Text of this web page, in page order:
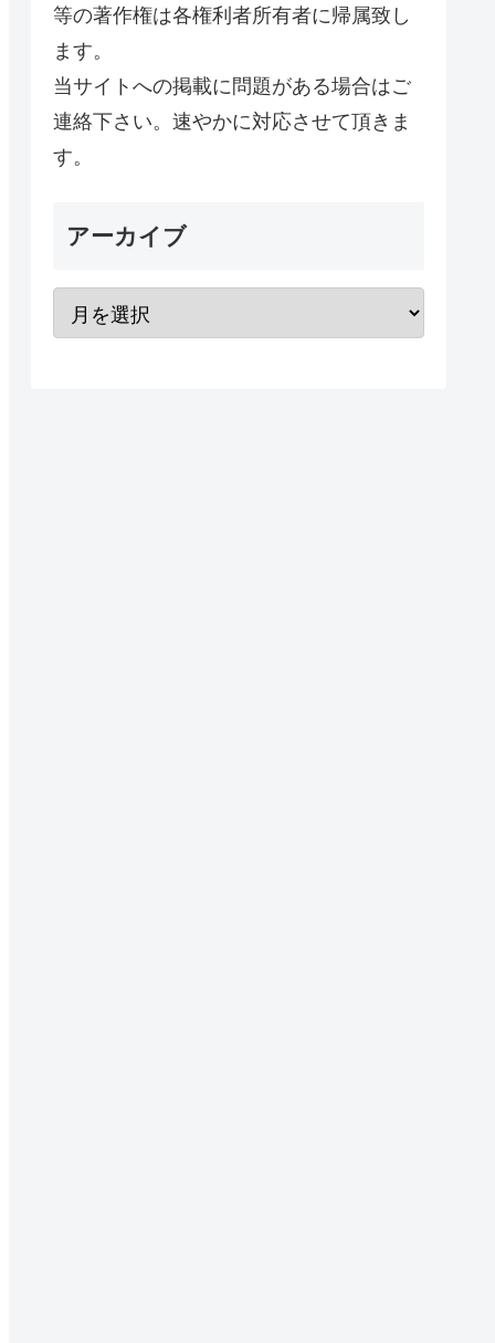
等の著作権は各権利者所有者に帰属致し
ます。
当サイトへの掲載に問題がある場合はご
連絡下さい。速やかに対応させて頂きま
す。
アーカイブ